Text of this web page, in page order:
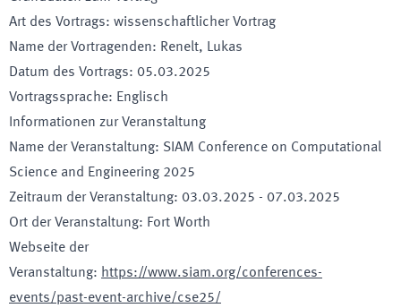
Art des Vortrags: wissenschaftlicher Vortrag
Name der Vortragenden: Renelt, Lukas
Datum des Vortrags: 05.03.2025
Vortragssprache: Englisch
Informationen zur Veranstaltung
Name der Veranstaltung: SIAM Conference on Computational
Science and Engineering 2025
Zeitraum der Veranstaltung: 03.03.2025 - 07.03.2025
Ort der Veranstaltung: Fort Worth
Webseite der
Veranstaltung: https://www.siam.org/conferences-
events/past-event-archive/cse25/